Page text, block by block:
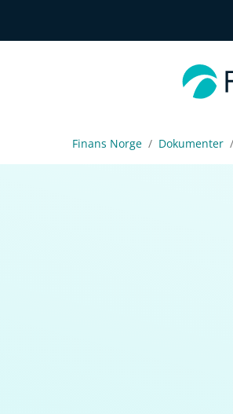
Finans Norge Dokumenter